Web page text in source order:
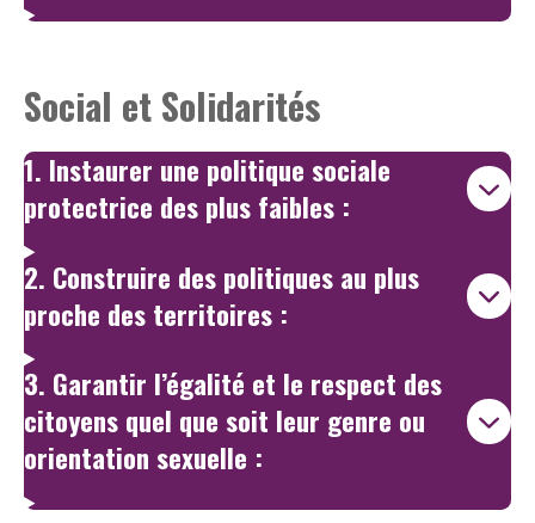
Social et Solidarités
1. Instaurer une politique sociale
protectrice des plus faibles :
2. Construire des politiques au plus
proche des territoires :
3. Garantir l’égalité et le respect des
citoyens quel que soit leur genre ou
orientation sexuelle :